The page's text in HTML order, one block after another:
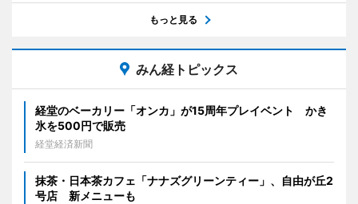
もっと見る
みん経トピックス
経堂のベーカリー「オンカ」が15周年プレイベント かき
氷を500円で販売
経堂経済新聞
抹茶・日本茶カフェ「ナナズグリーンティー」、自由が丘2
号店 新メニューも